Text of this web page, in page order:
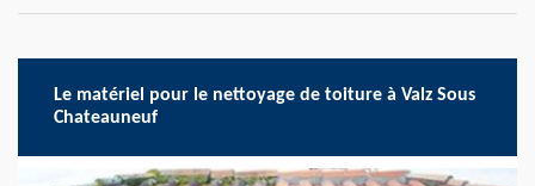
Le matériel pour le nettoyage de toiture à Valz Sous
Chateauneuf